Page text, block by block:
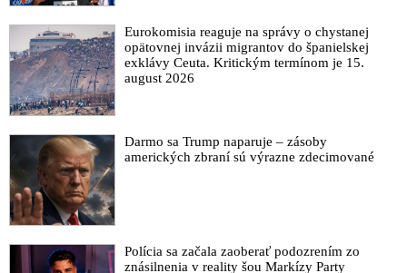
Matovič chce z prokuratúry urobiť pobočku OĽaNO. Jeho
kandidát Lipšic prahne po krvi ako kedysi Urválek
Slovenský deep state alebo Matovič a Haščákove a Lipšicove
opičky známe z kauzy nákupu odpočúvacieho systému z
VIDEO: Haščákove a Lipšicove opičky alebo Kauza Gorila a
prepojenie Daniela Lipšica na stranu Sme rodina
Matrixy Petra Tótha
Pre koho je exsiskár Pavol Forisch najväčšou hrozbou?
VIDEO: Exsiskári bojujúci proti Pente a Kočnerovi o svojom
zatknutí, kauze Gorila, Haščákovej finančnej skupine, korupcii
Eurokomisia reaguje na správy o chystanej
opätovnej invázii migrantov do španielskej
exklávy Ceuta. Kritickým termínom je 15.
august 2026
Darmo sa Trump naparuje – zásoby
amerických zbraní sú výrazne zdecimované
Polícia sa začala zaoberať podozrením zo
znásilnenia v reality šou Markízy Party